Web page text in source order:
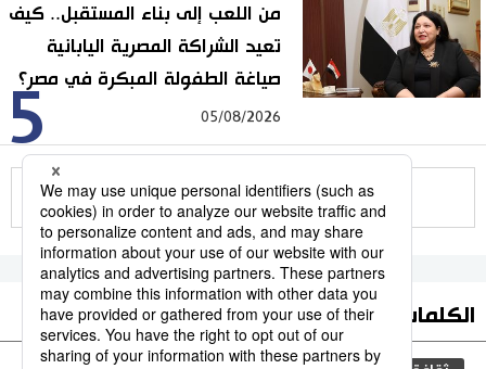
5
من اللعب إلى بناء المستقبل.. كيف
تعيد الشراكة المصرية اليابانية
صياغة الطفولة المبكرة في مصر؟
05/08/2026
للمزيد
الكلمات الأكثر بحثا